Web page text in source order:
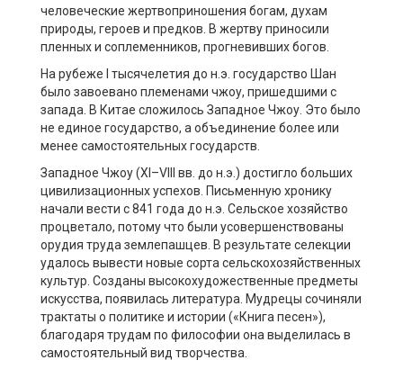
человеческие жертвоприношения богам, духам
природы, героев и предков. В жертву приносили
пленных и соплеменников, прогневивших богов.
На рубеже I тысячелетия до н.э. государство Шан
было завоевано племенами чжоу, пришедшими с
запада. В Китае сложилось Западное Чжоу. Это было
не единое государство, а объединение более или
менее самостоятельных государств.
Западное Чжоу (XI–VIII вв. до н.э.) достигло больших
цивилизационных успехов. Письменную хронику
начали вести с 841 года до н.э. Сельское хозяйство
процветало, потому что были усовершенствованы
орудия труда землепашцев. В результате селекции
удалось вывести новые сорта сельскохозяйственных
культур. Созданы высокохудожественные предметы
искусства, появилась литература. Мудрецы сочиняли
трактаты о политике и истории («Книга песен»),
благодаря трудам по философии она выделилась в
самостоятельный вид творчества.